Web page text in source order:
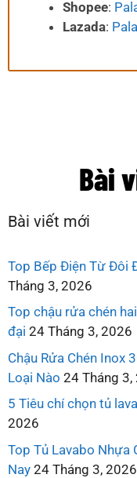
Shopee:
Lazada:
Bài
Bài viết mới
Top Bếp Điện Từ Đôi
Tháng 3, 2026
Top chậu rửa chén
đại 24 Tháng 3, 2026
Chậu Rửa Chén Inox
Loại Nào 24 Tháng 3,
5 Tiêu chí chọn tủ
2026
Top Tủ Lavabo Nhựa
Nay 24 Tháng 3, 2026